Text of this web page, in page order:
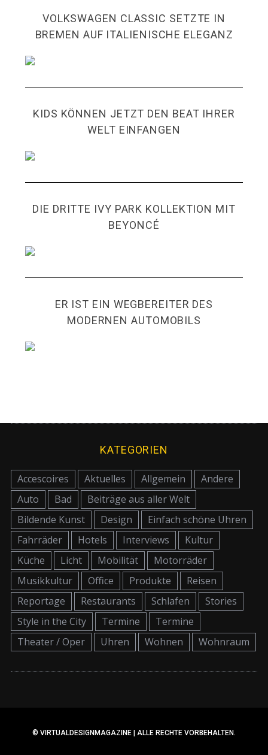
VOLKSWAGEN CLASSIC SETZTE IN
BREMEN AUF ITALIENISCHE ELEGANZ
KIDS KÖNNEN JETZT DEN BEAT IHRER
WELT EINFANGEN
DIE DRITTE IVY PARK KOLLEKTION MIT
BEYONCÉ
ER IST EIN WEGBEREITER DES
MODERNEN AUTOMOBILS
KATEGORIEN
Accescoires Aktuelles Allgemein
Andere
Auto
Bad
Beiträge aus aller Welt
Bildende Kunst
Design
Einfach schöne Uhren
Fahrräder
Hotels Interviews
Kultur
Küche
Licht Mobilität
Motorräder
Musikkultur
Office Produkte
Reisen
Reportage
Restaurants Schlafen
Stories
Style in the City
Termine
Termine
Theater / Oper
Uhren Wohnen Wohnraum
© VIRTUALDESIGNMAGAZINE | ALLE RECHTE VORBEHALTEN.